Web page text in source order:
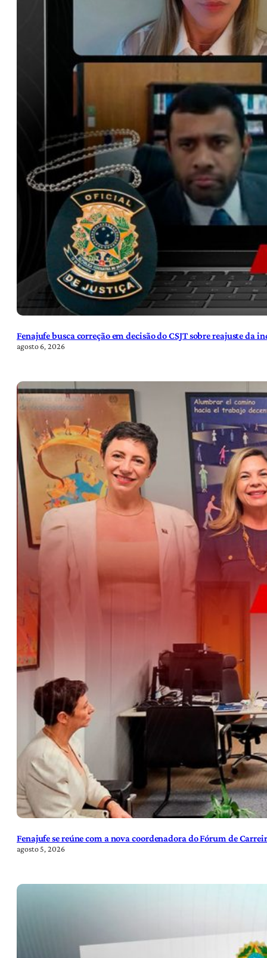
Fenajufe busca correção em decisão do CSJT sobre reajuste da
agosto 6, 2026
Fenajufe se reúne com a nova coordenadora do Fórum de
agosto 5, 2026